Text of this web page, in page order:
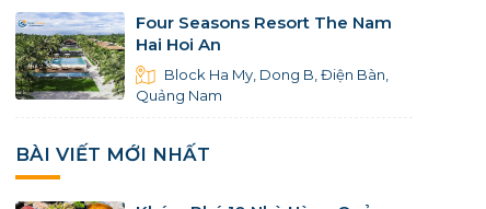
Four Seasons Resort The Nam
Hai Hoi An
Block Ha My, Dong B, Điện Bàn,
Quảng Nam
BÀI VIẾT MỚI NHẤT